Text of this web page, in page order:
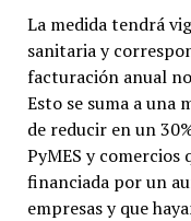
La medida tendrá
sanitaria y
facturación anual
Esto se suma a una
de reducir en un
PyMES y comercios
financiada por un
empresas y que